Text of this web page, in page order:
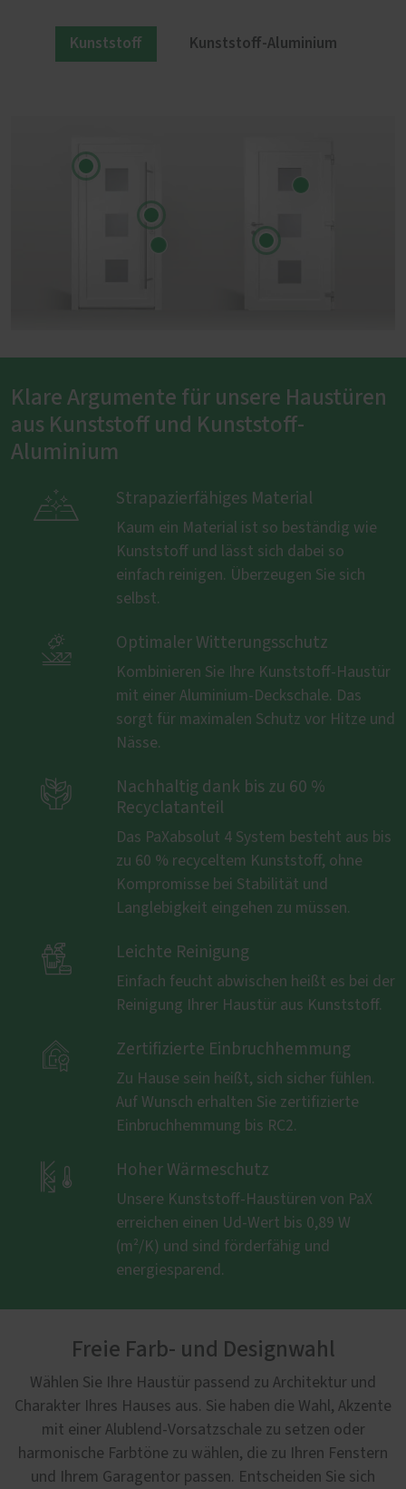
Kunststoff Kunststoff-Aluminium
Klare Argumente für unsere Haustüren
aus Kunststoff und Kunststoff-
Aluminium
 Strapazierfähiges Material
Kaum ein Material ist so beständig wie
Kunststoff und lässt sich dabei so
einfach reinigen. Überzeugen Sie sich
selbst.
 Optimaler Witterungsschutz
Kombinieren Sie Ihre Kunststoff-Haustür
mit einer Aluminium-Deckschale. Das
sorgt für maximalen Schutz vor Hitze und
Nässe.

Nachhaltig dank bis zu 60 %
Recyclatanteil
Das PaXabsolut 4 System besteht aus bis
zu 60 % recyceltem Kunststoff, ohne
Kompromisse bei Stabilität und
Langlebigkeit eingehen zu müssen.
 Leichte Reinigung
Einfach feucht abwischen heißt es bei der
Reinigung Ihrer Haustür aus Kunststoff.
 Zertifizierte Einbruchhemmung
Zu Hause sein heißt, sich sicher fühlen.
Auf Wunsch erhalten Sie zertifizierte
Einbruchhemmung bis RC2.
 Hoher Wärmeschutz
Unsere Kunststoff-Haustüren von PaX
erreichen einen Ud-Wert bis 0,89 W
(m²/K) und sind förderfähig und
energiesparend.
Freie Farb- und Designwahl
Wählen Sie Ihre Haustür passend zu Architektur und
Charakter Ihres Hauses aus. Sie haben die Wahl, Akzente
mit einer Alublend-Vorsatzschale zu setzen oder
harmonische Farbtöne zu wählen, die zu Ihren Fenstern
und Ihrem Garagentor passen. Entscheiden Sie sich